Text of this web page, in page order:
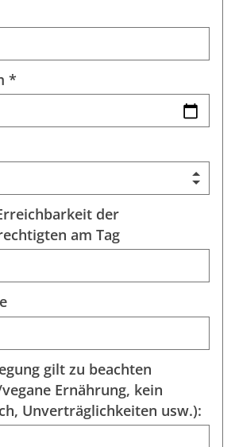
*
der
am Tag
gilt zu beachten
Ernährung, kein
Unverträglichkeiten usw.):